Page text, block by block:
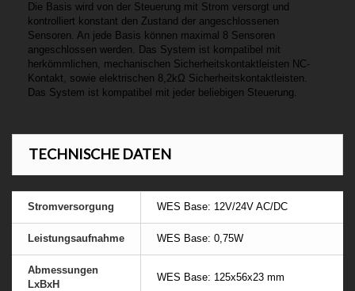
Die Basis wird von der Steuerung mit Strom versorgt und
kontrolliert konstant den Zustand der angeschlossenen
Sensoren. An jede Basis können maximal 8 Sensoren
angeschlossen werden. Das System ist kompatibel mit
herkömmlichen, mechanischen Sicherheitskontaktleisten NC-
Kontakt, sowie elektrischen 8,2kΩ Sicherheitskontaktleisten.
Das System ist kompatibel mit jeder beliebigen Steuerung.
TECHNISCHE DATEN
Stromversorgung WES Base: 12V/24V AC/DC
Leistungsaufnahme WES Base: 0,75W
Abmessungen
LxBxH
WES Base: 125x56x23 mm